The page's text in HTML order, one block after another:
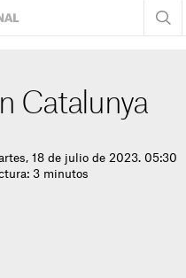
Catalunya
18 de julio de 2023. 05:30
3 minutos